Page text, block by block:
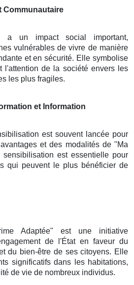
Communautaire
a un impact social important,
vulnérables de vivre de manière
et en sécurité. Elle symbolise
l'attention de la société envers les
les plus fragiles.
et Information
est souvent lancée pour
et des modalités de "Ma
sensibilisation est essentielle pour
qui peuvent le plus bénéficier de
Adaptée" est une initiative
de l'État en faveur du
du bien-être de ses citoyens. Elle
significatifs dans les habitations,
de vie de nombreux individus.